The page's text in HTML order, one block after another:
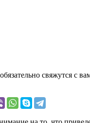
свяжутся с